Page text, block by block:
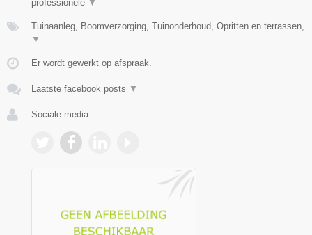
professionele ▼
Tuinaanleg, Boomverzorging, Tuinonderhoud, Opritten en terrassen,
▼
Er wordt gewerkt op afspraak.
Laatste facebook posts ▼
Sociale media: